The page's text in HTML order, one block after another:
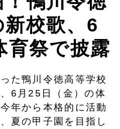
校歌、6
育祭で披露
た鴨川令徳高等学校
6月25日（金）の体
年から本格的に活動
夏の甲子園を目指し